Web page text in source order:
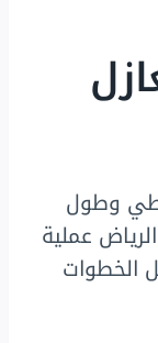
وطول
عملية
الخطوات